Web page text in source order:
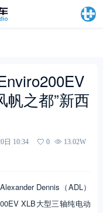
帆之都”新西
日 10:34 0
13.02W
Dennis（ADL）
XLB大型三轴纯电动